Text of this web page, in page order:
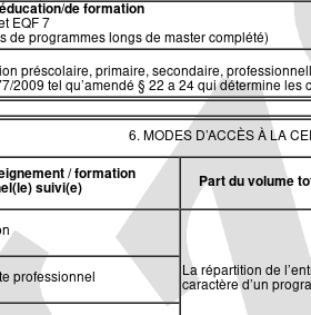
de formation
EQF 7
de programmes longs de master complété)
préscolaire, primaire, secondaire,
2009 tel qu’amendé § 22 a 24 qui détermine
6. MODES D’ACCÈS À LA
/ formation
suivi(e)
Part du volume
La répartition de
caractère d’un
professionnel